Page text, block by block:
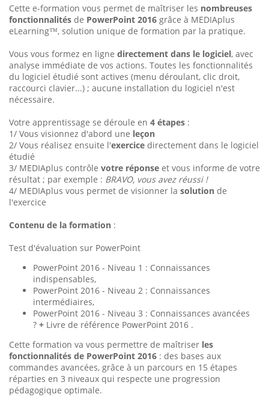
Cette e-formation vous permet de maîtriser les nombreuses
fonctionnalités de PowerPoint 2016 grâce à MEDIAplus
eLearning™, solution unique de formation par la pratique.
Vous vous formez en ligne directement dans le logiciel, avec
analyse immédiate de vos actions. Toutes les fonctionnalités
du logiciel étudié sont actives (menu déroulant, clic droit,
raccourci clavier...) ; aucune installation du logiciel n'est
nécessaire.
Votre apprentissage se déroule en 4 étapes :
1/ Vous visionnez d'abord une leçon
2/ Vous réalisez ensuite l'exercice directement dans le logiciel
étudié
3/ MEDIAplus contrôle votre réponse et vous informe de votre
résultat ; par exemple : BRAVO, vous avez réussi !
4/ MEDIAplus vous permet de visionner la solution de
l'exercice
Contenu de la formation :
Test d'évaluation sur PowerPoint
PowerPoint 2016 - Niveau 1 : Connaissances
indispensables,
PowerPoint 2016 - Niveau 2 : Connaissances
intermédiaires,
PowerPoint 2016 - Niveau 3 : Connaissances avancées
? + Livre de référence PowerPoint 2016 .
Cette formation va vous permettre de maîtriser les
fonctionnalités de PowerPoint 2016 : des bases aux
commandes avancées, grâce à un parcours en 15 étapes
réparties en 3 niveaux qui respecte une progression
pédagogique optimale.